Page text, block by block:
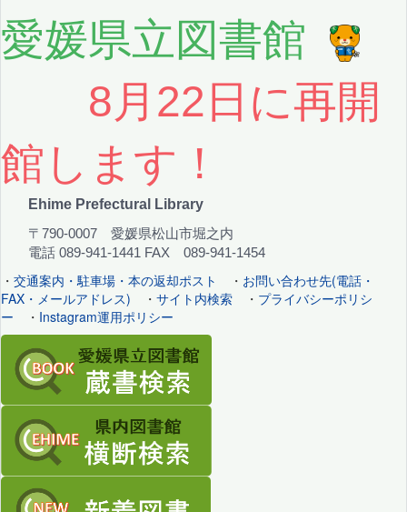
愛媛県立図書館
8月22日に再開
館します！
Ehime Prefectural Library
〒790-0007 愛媛県松山市堀之内
電話 089-941-1441 FAX 089-941-1454
・ 交通案内・駐車場・本の返却ポスト ・ お問い合わせ先(電話・
FAX・メールアドレス) ・ サイト内検索 ・ プライバシーポリシ
ー ・ Instagram運用ポリシー